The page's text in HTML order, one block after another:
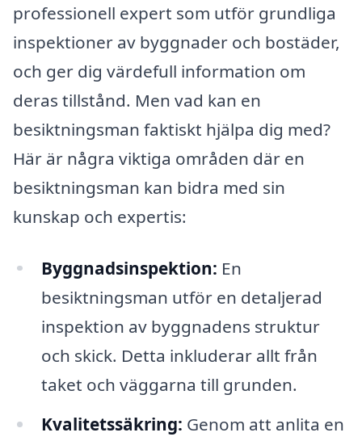
professionell expert som utför grundliga
inspektioner av byggnader och bostäder,
och ger dig värdefull information om
deras tillstånd. Men vad kan en
besiktningsman faktiskt hjälpa dig med?
Här är några viktiga områden där en
besiktningsman kan bidra med sin
kunskap och expertis:
Byggnadsinspektion: En
besiktningsman utför en detaljerad
inspektion av byggnadens struktur
och skick. Detta inkluderar allt från
taket och väggarna till grunden.
Kvalitetssäkring: Genom att anlita en